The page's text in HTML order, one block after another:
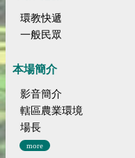
環教快遞
一般民眾
本場簡介
影音簡介
轄區農業環境
場長
more